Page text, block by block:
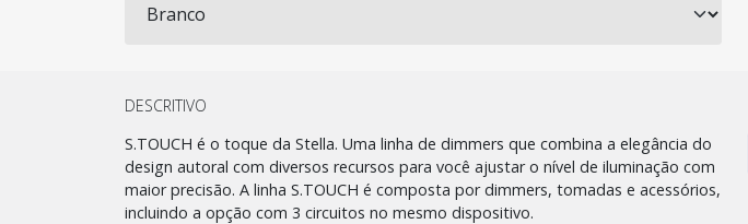
DESCRITIVO
S.TOUCH é o toque da Stella. Uma linha de dimmers que combina a elegância do
design autoral com diversos recursos para você ajustar o nível de iluminação com
maior precisão. A linha S.TOUCH é composta por dimmers, tomadas e acessórios,
incluindo a opção com 3 circuitos no mesmo dispositivo.